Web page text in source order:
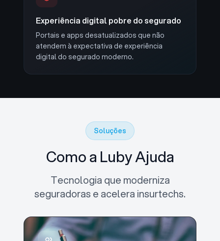
Experiência digital pobre do segurado
Portais e apps desatualizados que não
atendem à expectativa de experiência
digital do segurado moderno.
Soluções
Como a Luby Ajuda
Tecnologia que moderniza
seguradoras e acelera insurtechs.